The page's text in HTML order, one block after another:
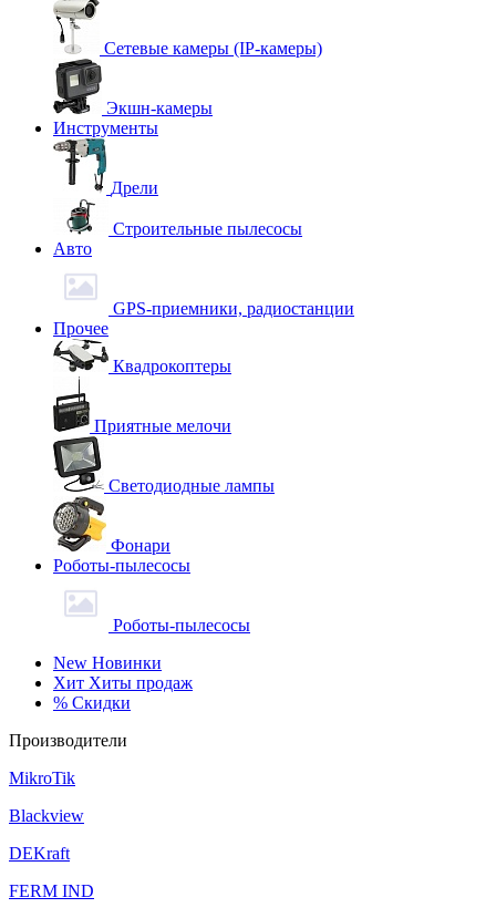
Сетевые камеры (IP-камеры)
Экшн-камеры
Инструменты
Дрели
Строительные пылесосы
Авто
GPS-приемники, радиостанции
Прочее
Квадрокоптеры
Приятные мелочи
Светодиодные лампы
Фонари
Роботы-пылесосы
Роботы-пылесосы
New Новинки
Хит Хиты продаж
% Скидки
Производители
MikroTik
Blackview
DEKraft
FERM IND